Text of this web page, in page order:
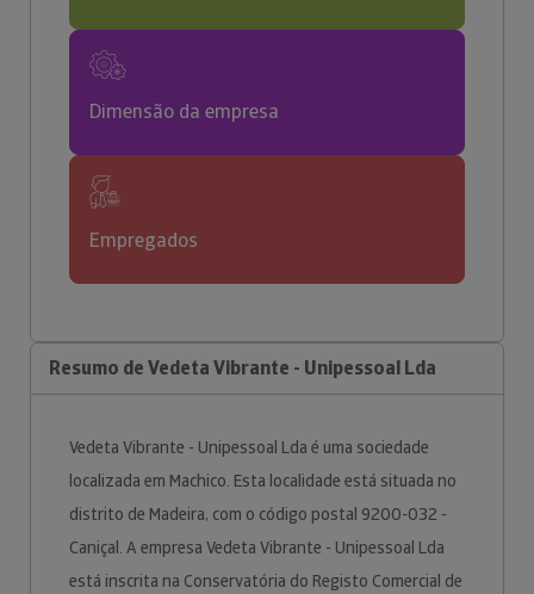
Dimensão da empresa
Empregados
Resumo de Vedeta Vibrante - Unipessoal Lda
Vedeta Vibrante - Unipessoal Lda é uma sociedade
localizada em Machico. Esta localidade está situada no
distrito de Madeira, com o código postal 9200-032 -
Caniçal. A empresa Vedeta Vibrante - Unipessoal Lda
está inscrita na Conservatória do Registo Comercial de